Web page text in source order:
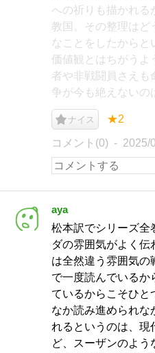
への祈りも描かれる
教国。その整理はど
なことをしたからと
価値観とはちがうよ
者や非戦闘員さえも
争が今も絶えないの
ナイス ★2
コメント(0) 2025/
aya
松本訳でシリーズ全
ダの雰囲気がよく伝
は全然違う雰囲気の
で一度読んでいるか
ているからこそひと
なか読み進められな
れるというのは、現
ど、スーザンのよう